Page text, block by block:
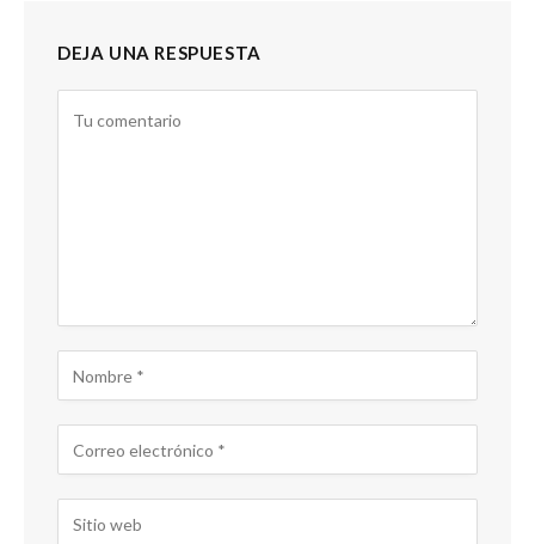
DEJA UNA RESPUESTA